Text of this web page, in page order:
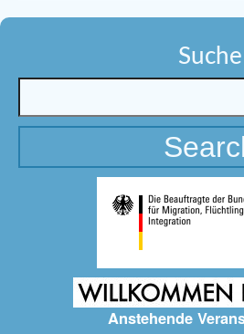
Suche
Anstehende